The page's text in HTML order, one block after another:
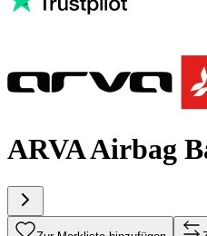
ARVA Airbag